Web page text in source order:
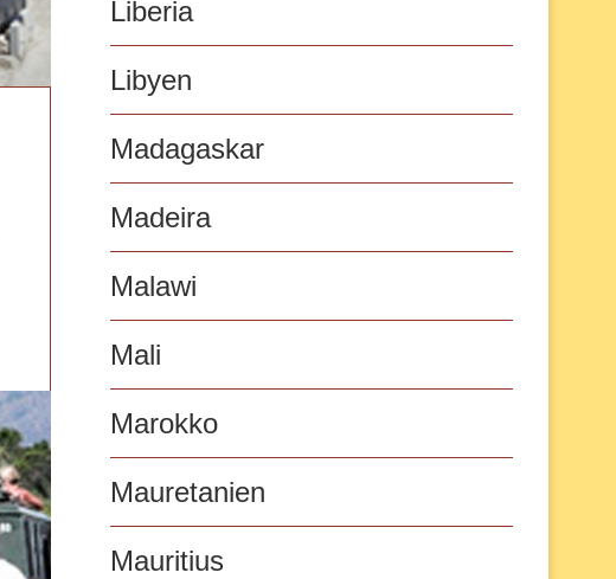
Liberia
Libyen
Madagaskar
Madeira
Malawi
Mali
Marokko
Mauretanien
Mauritius